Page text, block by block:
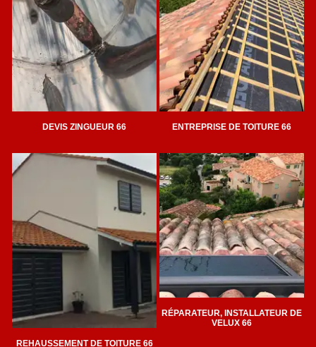
DEVIS ZINGUEUR 66 ENTREPRISE DE TOITURE 66
REHAUSSEMENT DE TOITURE 66
RÉPARATEUR, INSTALLATEUR DE
VELUX 66